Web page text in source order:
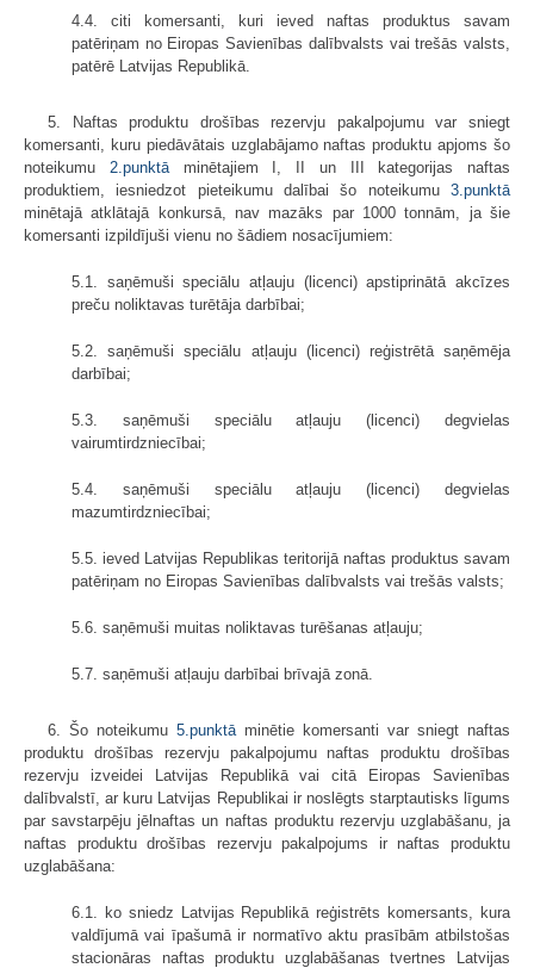
4.4. citi komersanti, kuri ieved naftas produktus savam
patēriņam no Eiropas Savienības dalībvalsts vai trešās valsts,
patērē Latvijas Republikā.
5. Naftas produktu drošības rezervju pakalpojumu var sniegt
komersanti, kuru piedāvātais uzglabājamo naftas produktu apjoms šo
noteikumu 2.punktāminētajiem I, II un III kategorijas naftas
produktiem, iesniedzot pieteikumu dalībai šo noteikumu 3.punktā
minētajā atklātajā konkursā, nav mazāks par 1000 tonnām, ja šie
komersanti izpildījuši vienu no šādiem nosacījumiem:
5.1. saņēmuši speciālu atļauju (licenci) apstiprinātā akcīzes
preču noliktavas turētāja darbībai;
5.2. saņēmuši speciālu atļauju (licenci) reģistrētā saņēmēja
darbībai;
5.3. saņēmuši speciālu atļauju (licenci) degvielas
vairumtirdzniecībai;
5.4. saņēmuši speciālu atļauju (licenci) degvielas
mazumtirdzniecībai;
5.5. ieved Latvijas Republikas teritorijā naftas produktus savam
patēriņam no Eiropas Savienības dalībvalsts vai trešās valsts;
5.6. saņēmuši muitas noliktavas turēšanas atļauju;
5.7. saņēmuši atļauju darbībai brīvajā zonā.
6. Šo noteikumu 5.punktā minētie komersanti var sniegt naftas
produktu drošības rezervju pakalpojumu naftas produktu drošības
rezervju izveidei Latvijas Republikā vai citā Eiropas Savienības
dalībvalstī, ar kuru Latvijas Republikai ir noslēgts starptautisks līgums
par savstarpēju jēlnaftas un naftas produktu rezervju uzglabāšanu, ja
naftas produktu drošības rezervju pakalpojums ir naftas produktu
uzglabāšana:
6.1. ko sniedz Latvijas Republikā reģistrēts komersants, kura
valdījumā vai īpašumā ir normatīvo aktu prasībām atbilstošas
stacionāras naftas produktu uzglabāšanas tvertnes Latvijas